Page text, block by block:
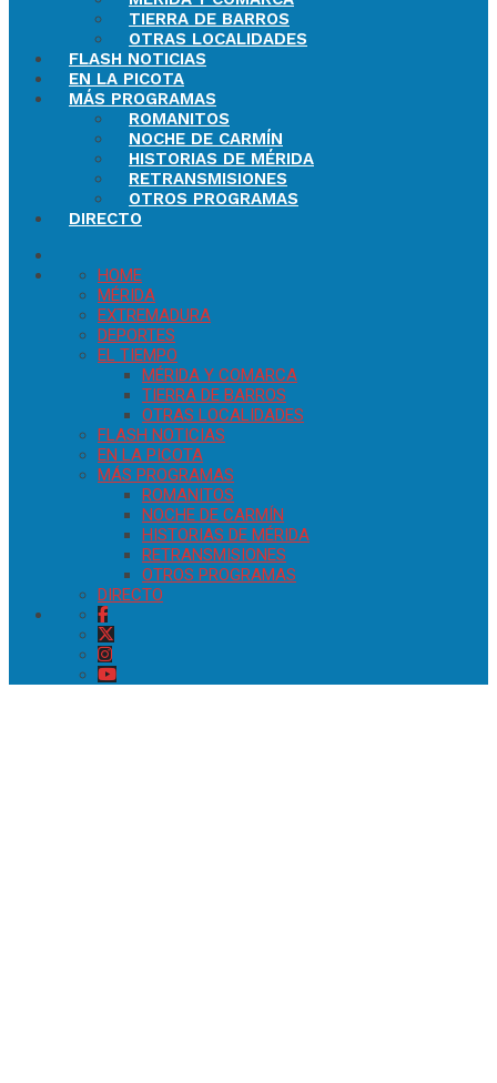
TIERRA DE BARROS
OTRAS LOCALIDADES
FLASH NOTICIAS
EN LA PICOTA
MÁS PROGRAMAS
ROMANITOS
NOCHE DE CARMÍN
HISTORIAS DE MÉRIDA
RETRANSMISIONES
OTROS PROGRAMAS
DIRECTO
HOME
MÉRIDA
EXTREMADURA
DEPORTES
EL TIEMPO
MÉRIDA Y COMARCA
TIERRA DE BARROS
OTRAS LOCALIDADES
FLASH NOTICIAS
EN LA PICOTA
MÁS PROGRAMAS
ROMANITOS
NOCHE DE CARMÍN
HISTORIAS DE MÉRIDA
RETRANSMISIONES
OTROS PROGRAMAS
DIRECTO